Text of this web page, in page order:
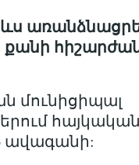
մունիցիպալ
ավագանի: